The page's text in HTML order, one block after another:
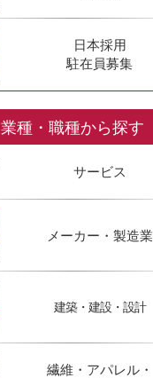
日本採用
駐在員募集
業種・職種から探す
サービス
メーカー・製造業
建築・建設・設計
繊維・アパレル・